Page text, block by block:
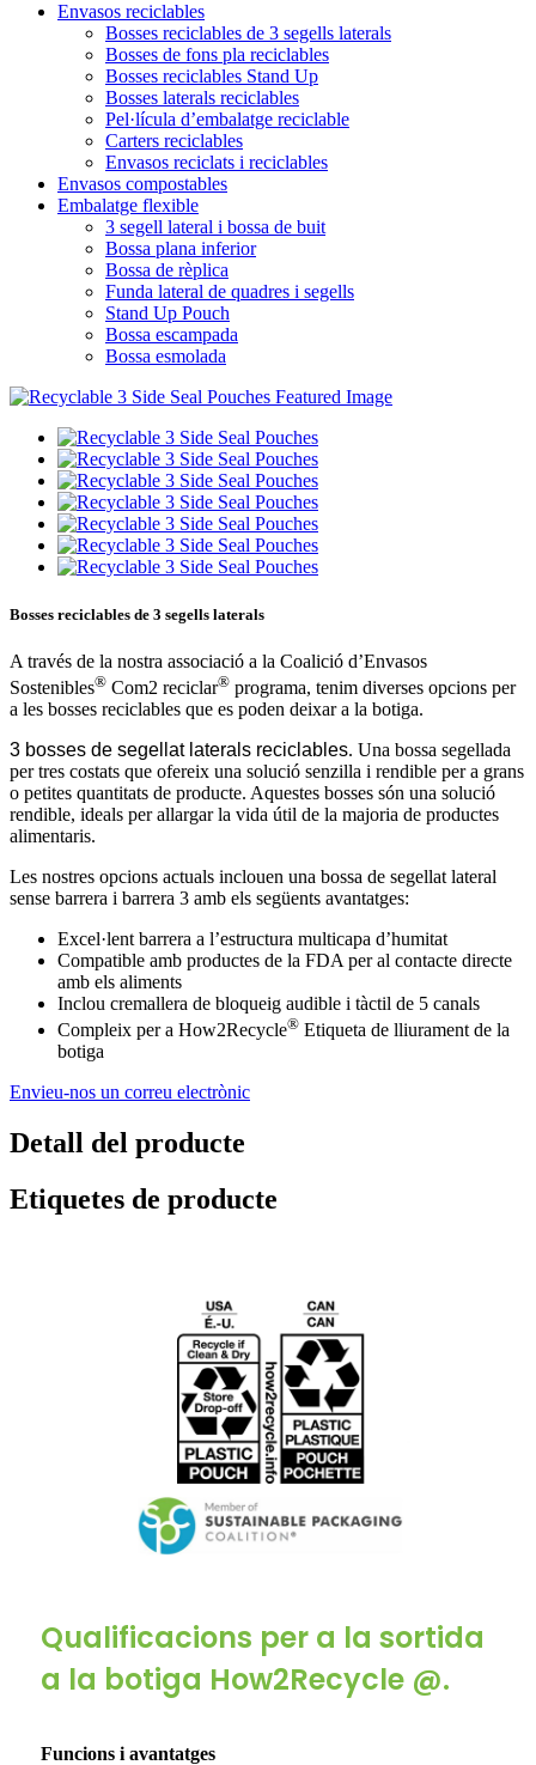
Envasos reciclables
Bosses reciclables de 3 segells laterals
Bosses de fons pla reciclables
Bosses reciclables Stand Up
Bosses laterals reciclables
Pel·lícula d’embalatge reciclable
Carters reciclables
Envasos reciclats i reciclables
Envasos compostables
Embalatge flexible
3 segell lateral i bossa de buit
Bossa plana inferior
Bossa de rèplica
Funda lateral de quadres i segells
Stand Up Pouch
Bossa escampada
Bossa esmolada
Bosses reciclables de 3 segells laterals
A través de la nostra associació a la Coalició d’Envasos
Sostenibles® Com2 reciclar® programa, tenim diverses opcions per
a les bosses reciclables que es poden deixar a la botiga.
3 bosses de segellat laterals reciclables. Una bossa segellada
per tres costats que ofereix una solució senzilla i rendible per a grans
o petites quantitats de producte. Aquestes bosses són una solució
rendible, ideals per allargar la vida útil de la majoria de productes
alimentaris.
Les nostres opcions actuals inclouen una bossa de segellat lateral
sense barrera i barrera 3 amb els següents avantatges:
Excel·lent barrera a l’estructura multicapa d’humitat
Compatible amb productes de la FDA per al contacte directe
amb els aliments
Inclou cremallera de bloqueig audible i tàctil de 5 canals
Compleix per a How2Recycle® Etiqueta de lliurament de la
botiga
Envieu-nos un correu electrònic
Detall del producte
Etiquetes de producte
Qualificacions per a la sortida
a la botiga How2Recycle @.
Funcions i avantatges